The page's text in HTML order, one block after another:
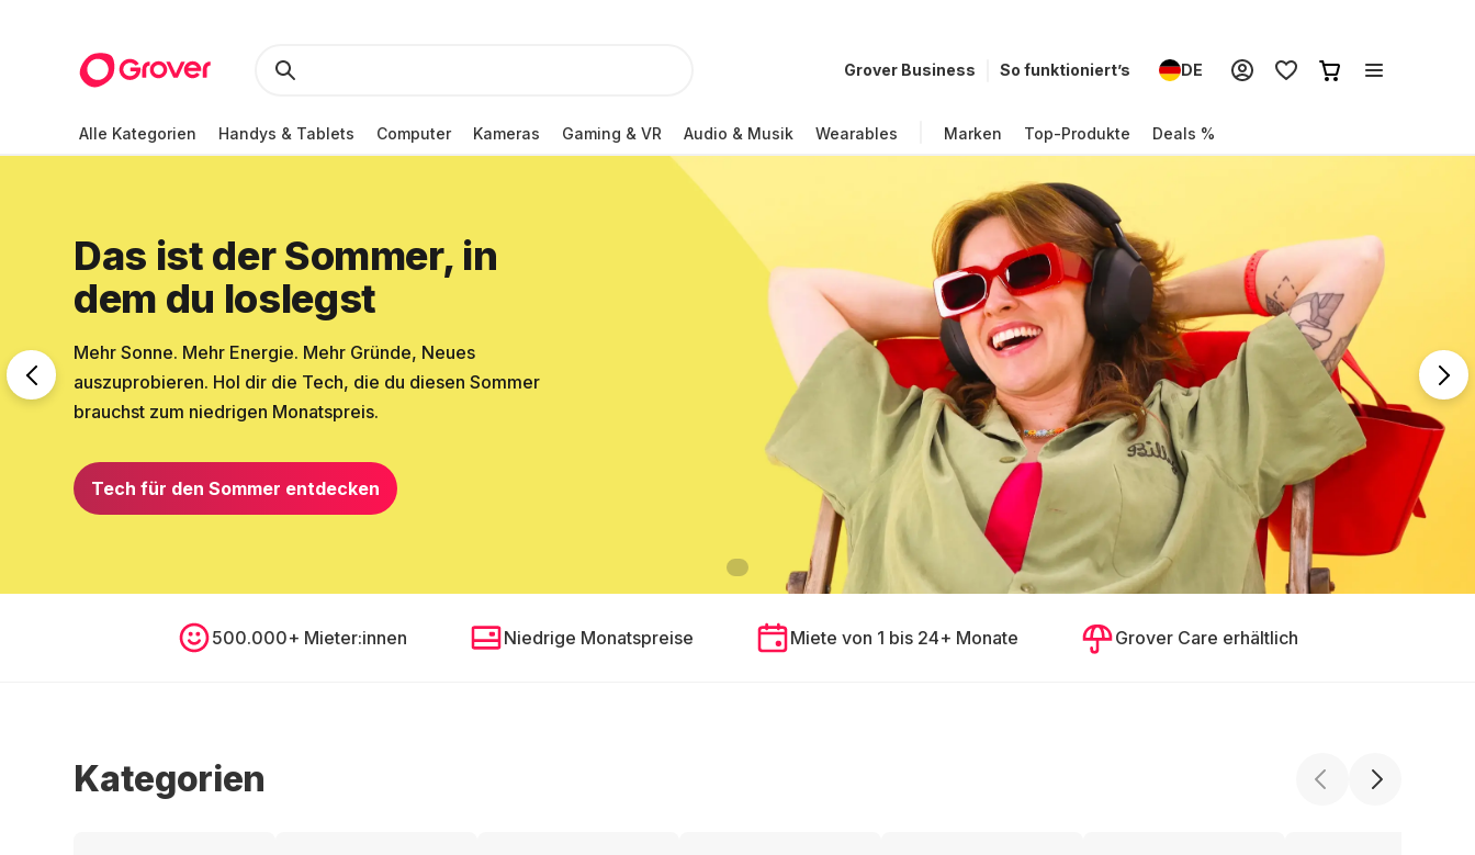
Grover Business So funktioniert’s DE
Alle Kategorien Handys & Tablets Computer Kameras Gaming & VR Audio & Musik Wearables Marken Top-Produkte Deals %
Das ist der Sommer, in
dem du loslegst
Mehr Sonne. Mehr Energie. Mehr Gründe, Neues
auszuprobieren. Hol dir die Tech, die du diesen Sommer
brauchst zum niedrigen Monatspreis.
Tech für den Sommer entdecken
500.000+ Mieter:innen Niedrige Monatspreise Miete von 1 bis 24+ Monate Grover Care erhältlich
Kategorien